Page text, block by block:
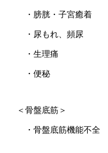
・膀胱・子宮癒着
・尿もれ、頻尿
・生理痛
・便秘
＜骨盤底筋＞
・骨盤底筋機能不全